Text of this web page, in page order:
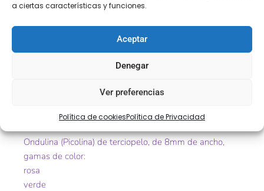
a ciertas características y funciones.
Aceptar
Denegar
Ver preferencias
Política de cookiesPolítica de Privacidad
SEGURA
Descripción
Ondulina (Picolina) de terciopelo, de 8mm de ancho,
gamas de color:
rosa
verde